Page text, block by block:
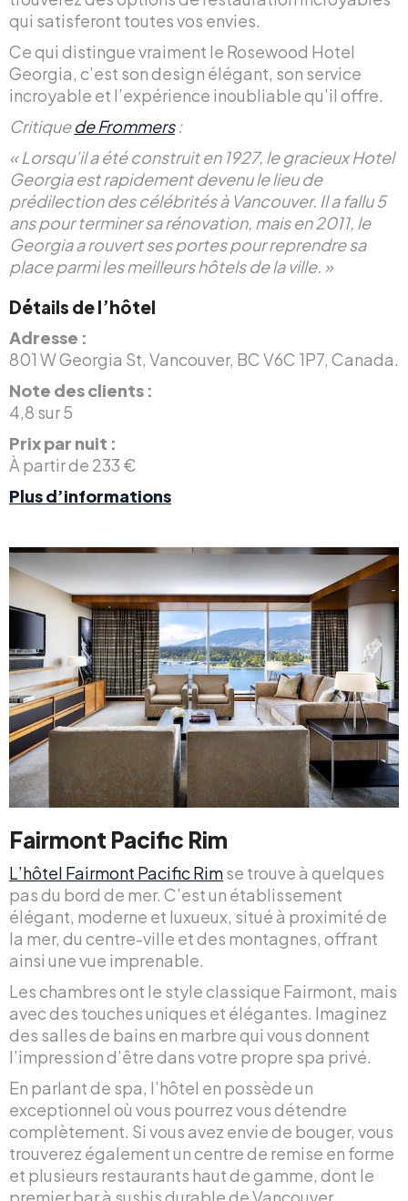
qui satisferont toutes vos envies.
Ce qui distingue vraiment le Rosewood Hotel
Georgia, c’est son design élégant, son service
incroyable et l’expérience inoubliable qu’il offre.
Critiquede Frommers:
« Lorsqu’il a été construit en 1927, le gracieux Hotel
Georgia est rapidement devenu le lieu de
prédilection des célébrités à Vancouver. Il a fallu 5
ans pour terminer sa rénovation, mais en 2011, le
Georgia a rouvert ses portes pour reprendre sa
place parmi les meilleurs hôtels de la ville. »
Détails de l’hôtel
Adresse :
801 W Georgia St, Vancouver, BC V6C 1P7, Canada.
Note des clients :
4,8 sur 5
Prix par nuit :
À partir de 233 €
Plus d’informations
Fairmont Pacific Rim
L’hôtel Fairmont Pacific Rimse trouve à quelques
pas du bord de mer. C’est un établissement
élégant, moderne et luxueux, situé à proximité de
la mer, du centre-ville et des montagnes, offrant
ainsi une vue imprenable.
Les chambres ont le style classique Fairmont, mais
avec des touches uniques et élégantes. Imaginez
des salles de bains en marbre qui vous donnent
l’impression d’être dans votre propre spa privé.
En parlant de spa, l’hôtel en possède un
exceptionnel où vous pourrez vous détendre
complètement. Si vous avez envie de bouger, vous
trouverez également un centre de remise en forme
et plusieurs restaurants haut de gamme, dont le
premier bar à sushis durable de Vancouver.